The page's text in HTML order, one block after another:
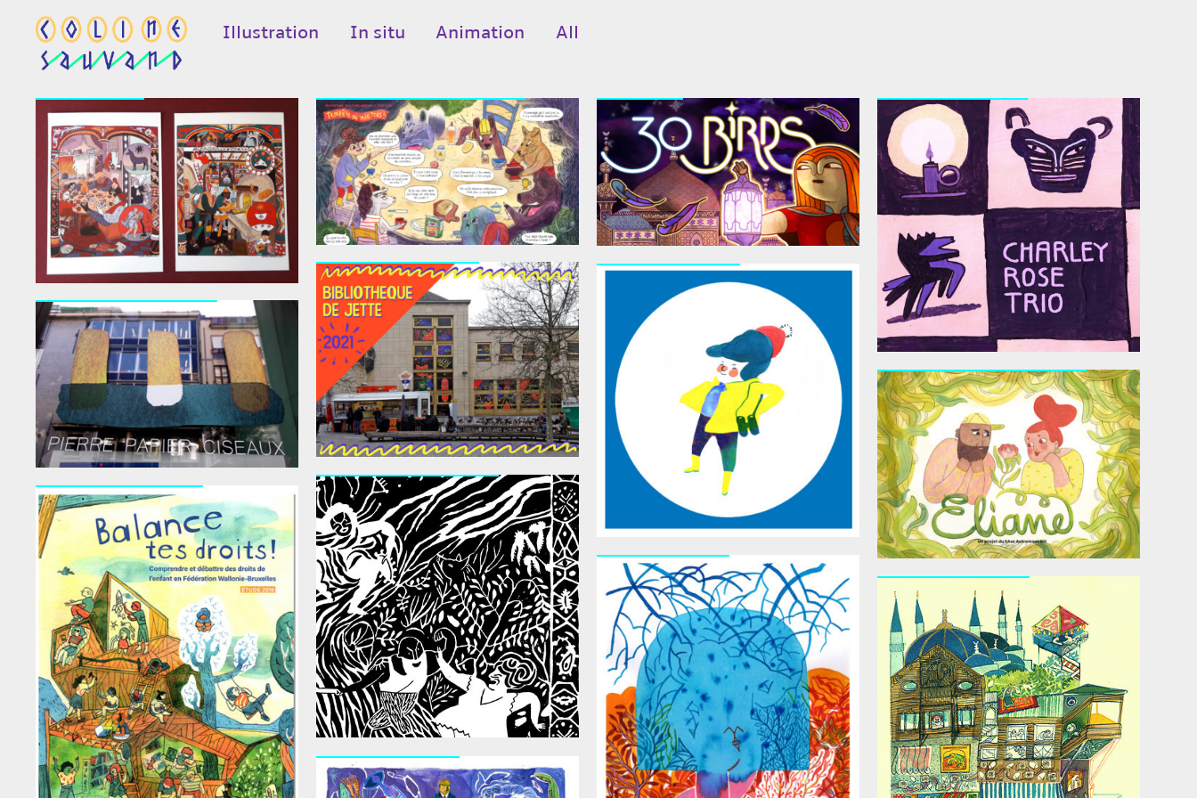
Illustration In situ Animation All
online sales LA TRIBU DÉBROUILLON 30 BIRDS Charley Rose Trio
Fresque Bibli Jette
FANZINO RADIO
Pierre Papier Ciseaux
Eliane – Album jeunesse
Rencontres Chantées
Balance tes droits !
Les Archétypes
Carnet d’Istanbul
Chevalier Cheval